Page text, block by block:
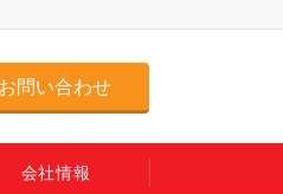
お問い合わせ
会社情報